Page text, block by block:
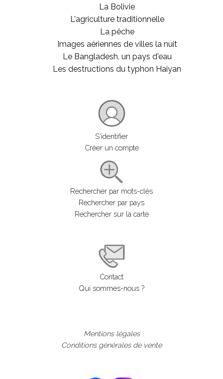
La Bolivie
L'agriculture traditionnelle
La pêche
Images aériennes de villes la nuit
Le Bangladesh, un pays d'eau
Les destructions du typhon Haiyan
S'identifier
Créer un compte
Rechercher par mots-clés
Rechercher par pays
Rechercher sur la carte
Contact
Qui sommes-nous ?
Mentions légales
Conditions générales de vente